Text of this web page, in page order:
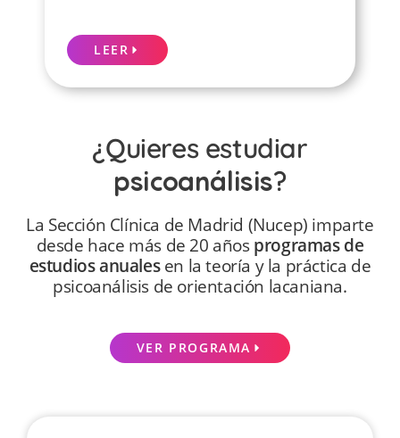
LEER
¿Quieres estudiar
psicoanálisis?
La Sección Clínica de Madrid (Nucep) imparte
desde hace más de 20 añosprogramas de
estudios anualesen la teoría y la práctica de
psicoanálisis de orientación lacaniana.
VER PROGRAMA